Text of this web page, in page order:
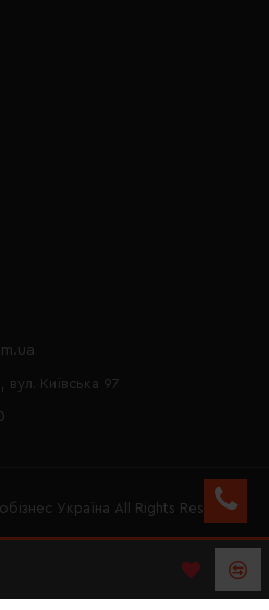
вул. Київська 97
Україна All Rights Reserved